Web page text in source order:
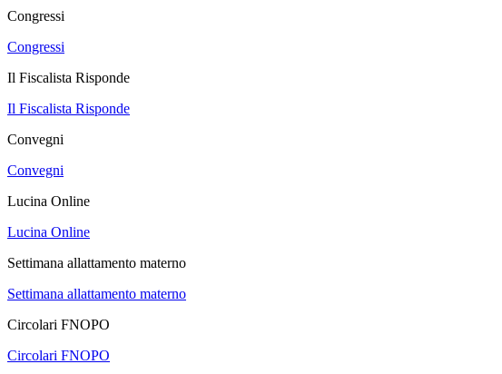
Congressi
Congressi
Il Fiscalista Risponde
Il Fiscalista Risponde
Convegni
Convegni
Lucina Online
Lucina Online
Settimana allattamento materno
Settimana allattamento materno
Circolari FNOPO
Circolari FNOPO